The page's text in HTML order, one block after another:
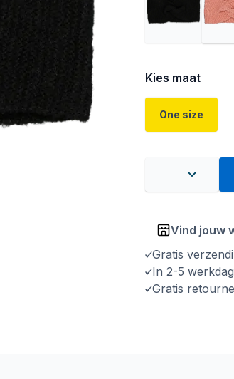
Kies maat
One size
Vind jouw
Gratis
In 2-5
Gratis